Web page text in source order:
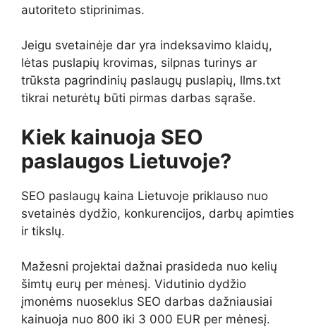
autoriteto stiprinimas.
Jeigu svetainėje dar yra indeksavimo klaidų,
lėtas puslapių krovimas, silpnas turinys ar
trūksta pagrindinių paslaugų puslapių, llms.txt
tikrai neturėtų būti pirmas darbas sąraše.
Kiek kainuoja SEO
paslaugos Lietuvoje?
SEO paslaugų kaina Lietuvoje priklauso nuo
svetainės dydžio, konkurencijos, darbų apimties
ir tikslų.
Mažesni projektai dažnai prasideda nuo kelių
šimtų eurų per mėnesį. Vidutinio dydžio
įmonėms nuoseklus SEO darbas dažniausiai
kainuoja nuo 800 iki 3 000 EUR per mėnesį.